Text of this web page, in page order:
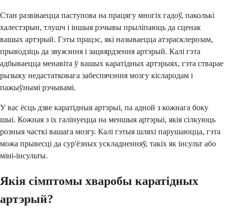
Стан развіваецца паступова на працягу многіх гадоў, паколькі
халестэрын, тлушч і іншыя рэчывы прыліпаюць да сценак
вашых артэрый. Гэты працэс, які называецца атэрасклерозам,
прыводзіць да звужэння і зацвярдзення артэрый. Калі гэта
адбываецца менавіта ў вашых каратідных артэрыях, гэта стварае
рызыку недастатковага забеспячэння мозгу кіслародам і
пажыўнымі рэчывамі.
У вас ёсць дзве каратідныя артэрыі, па адной з кожнага боку
шыі. Кожная з іх галінуецца на меншыя артэрыі, якія сілкуюць
розныя часткі вашага мозгу. Калі гэтыя шляхі парушаюцца, гэта
можа прывесці да сур'ёзных ускладненняў, такіх як інсульт або
міні-інсульты.
Якія сімптомы хваробы каратідных
артэрый?